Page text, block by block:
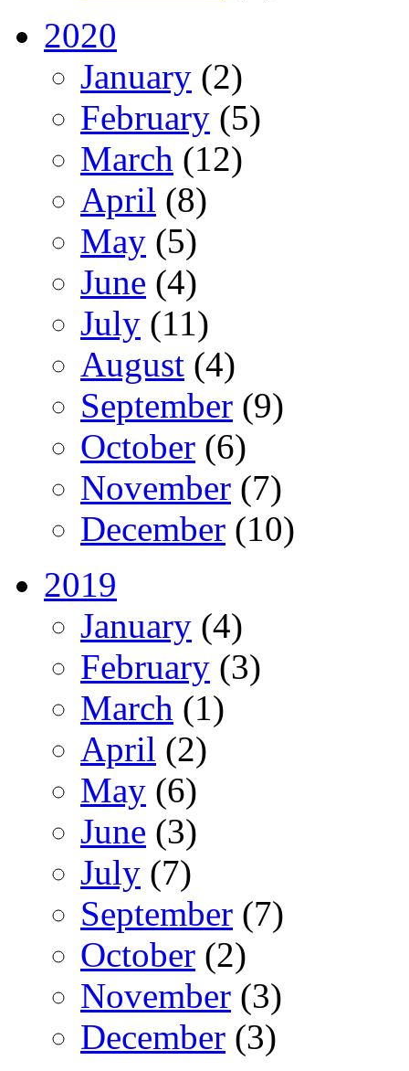
2020
January (2)
February (5)
March (12)
April (8)
May (5)
June (4)
July (11)
August (4)
September (9)
October (6)
November (7)
December (10)
2019
January (4)
February (3)
March (1)
April (2)
May (6)
June (3)
July (7)
September (7)
October (2)
November (3)
December (3)